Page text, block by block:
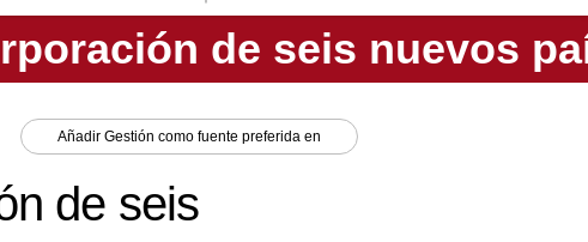
Añadir Gestión como fuente preferida en
de seis